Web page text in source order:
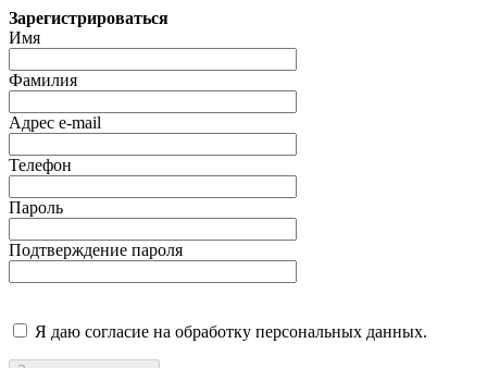
Зарегистрироваться
Имя
Фамилия
Адрес e-mail
Телефон
Пароль
Подтверждение пароля
Я даю согласие на обработку персональных данных.